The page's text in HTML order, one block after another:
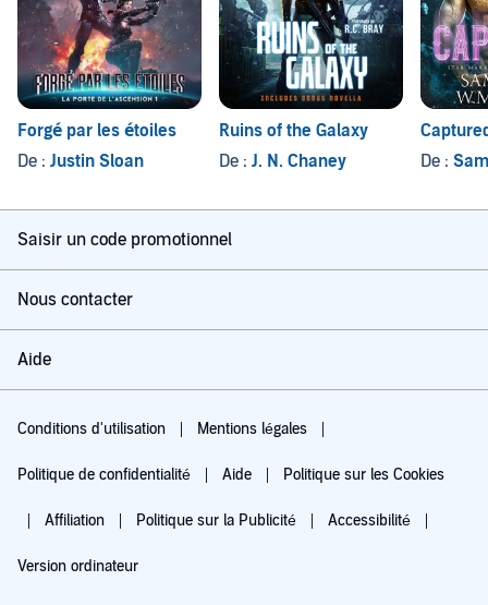
Forgé par les étoiles
De : Justin Sloan
Ruins of the Galaxy
De : J. N. Chaney
De :
Saisir un code promotionnel
Nous contacter
Aide
Conditions d'utilisation Mentions légales
Politique de confidentialité Aide Politique sur les Cookies
Affiliation Politique sur la Publicité Accessibilité
Version ordinateur